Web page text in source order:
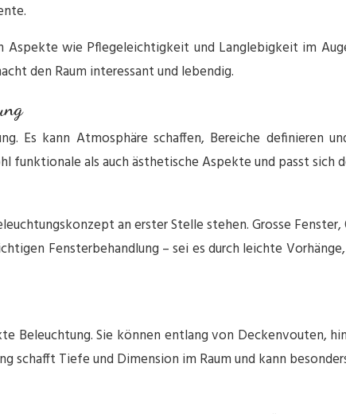
wie Pflegeleichtigkeit und Langlebigkeit im
den Raum interessant und lebendig.
Es kann Atmosphäre schaffen, Bereiche definieren
als auch ästhetische Aspekte und passt sich
an erster Stelle stehen. Grosse
Fensterbehandlung – sei es durch leichte
Beleuchtung. Sie können entlang von Deckenvouten,
schafft Tiefe und Dimension im Raum und kann